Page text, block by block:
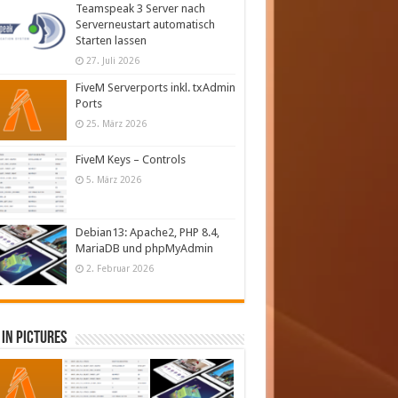
Teamspeak 3 Server nach
Serverneustart automatisch
Starten lassen
27. Juli 2026
FiveM Serverports inkl. txAdmin
Ports
25. März 2026
FiveM Keys – Controls
5. März 2026
Debian13: Apache2, PHP 8.4,
MariaDB und phpMyAdmin
2. Februar 2026
in Pictures